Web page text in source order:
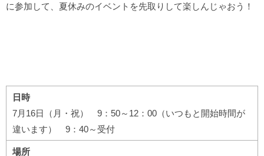
に参加して、夏休みのイベントを先取りして楽しんじゃおう！
日時
7月16日（月・祝） 9：50～12：00（いつもと開始時間が
違います） 9：40～受付
場所